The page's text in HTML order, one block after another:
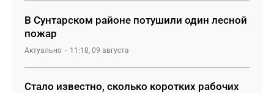
В Сунтарском районе потушили один лесной
пожар
Актуально 11:18, 09 августа
Стало известно, сколько коротких рабочих